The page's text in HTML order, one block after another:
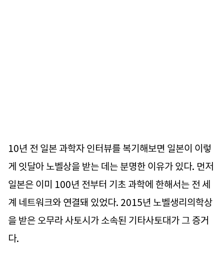
10년 전 일본 과학자 인터뷰를 복기해보면 일본이 이렇
게 잇달아 노벨상을 받는 데는 분명한 이유가 있다. 먼저
일본은 이미 100년 전부터 기초 과학에 한해서는 전 세
계 네트워크와 연결돼 있었다. 2015년 노벨생리의학상
을 받은 오무라 사토시가 소속된 기타사토대가 그 증거
다.